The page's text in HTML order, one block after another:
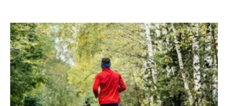
21
propositions
pour
une
politique
publique